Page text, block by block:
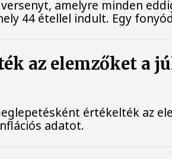
amelyre minden
44 étellel indult. Egy
az elemzőket a
értékelték az
adatot.